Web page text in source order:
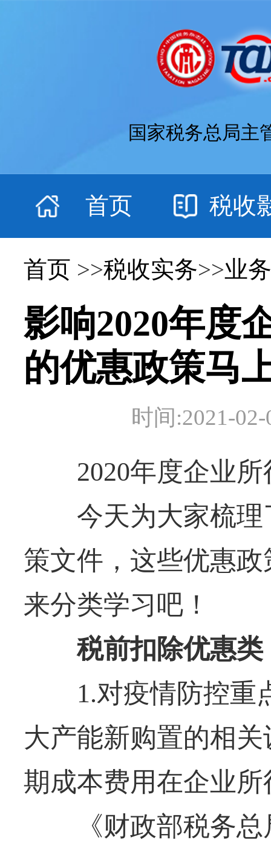
国家税务总局主
首页 税收
首页 >>税收实务>>业
影响2020年度
的优惠政策马
时间:2021-
2020年度企业所
今天为大家梳理
策文件，这些优惠
来分类学习吧！
税前扣除优惠类
1.对疫情防控重
大产能新购置的相
期成本费用在企业
《财政部税务总